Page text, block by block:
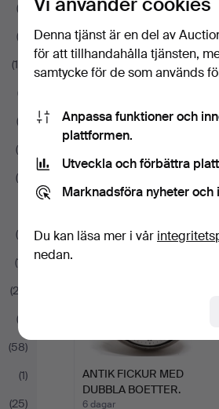
(3)
(3)
(16)
(7)
(3)
(5)
(6)
(5)
(11)
(22)
(2)
(58)
(1)
(25)
OMEGA VINTAGE
ARMBANDSUR MED
5 bud
ANTIK FICKUR MED
DUBBLA BOETTER.
6 dagar
Denna tjänst är en del av
för att tillhandahålla tjänsten,
samtycke för de som används
Anpassa funktioner och
plattformen.
Utveckla och förbättra
Marknadsföra nyheter
Du kan läsa mer i vår
nedan.